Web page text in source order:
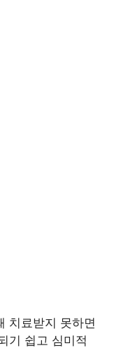
치료받지 못하면
기 쉽고 심미적